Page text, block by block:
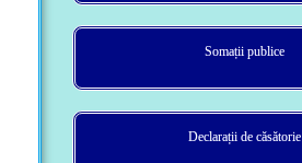
Somații publice
Declarații de căsătorie